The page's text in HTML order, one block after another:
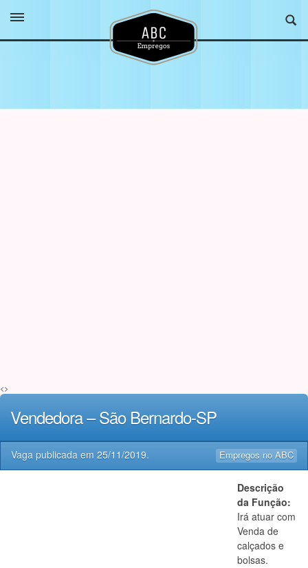
<>
Vendedora – São Bernardo-SP
Empregos no ABC
Vaga publicada em 25/11/2019.
Descrição
da Função:
Irá atuar com
Venda de
calçados e
bolsas.